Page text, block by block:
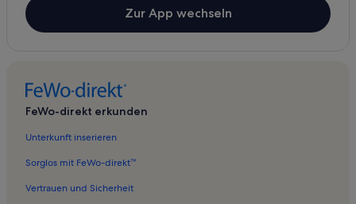
Zur App wechseln
FeWo-direkt erkunden
Unterkunft inserieren
Sorglos mit FeWo-direkt™
Vertrauen und Sicherheit